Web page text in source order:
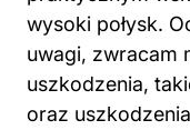
wysoki połysk.
uwagi, zwracam
uszkodzenia,
oraz